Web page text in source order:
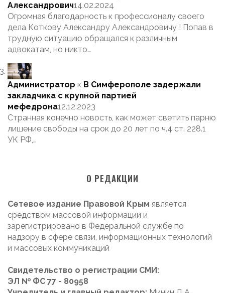
Александрович14.02.2024
Огромная благодарность к профессионалу своего
дела Коткову Александру Александровичу ! Попав в
трудную ситуацию обращался к различным
адвокатам, но никто…
Администратор к В Симферополе задержали
закладчика с крупной партией
мефедрона12.12.2023
Странная конечно новость, как может светить парню
лишение свободы на срок до 20 лет по ч.4 ст. 228.1
УК РФ,…
О РЕДАКЦИИ
Сетевое издание Правовой Крым является
средством массовой информации и
зарегистрировано в Федеральной службе по
надзору в сфере связи, информационных технологий
и массовых коммуникаций
Свидетельство о регистрации СМИ:
ЭЛ № ФС 77 - 80958